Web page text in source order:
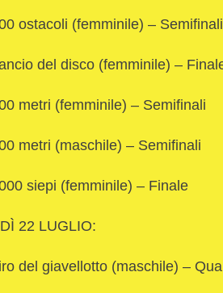
ostacoli (femminile) – Semifinali
del disco (femminile) –
metri (femminile) – Semifinali
metri (maschile) – Semifinali
siepi (femminile) – Finale
22 LUGLIO:
del giavellotto (maschile) –